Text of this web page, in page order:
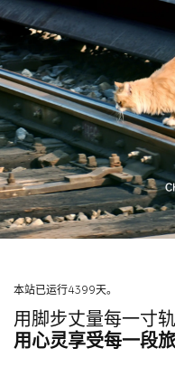
本站已运行4399天。
用脚步丈量每一寸轨
用心灵享受每一段